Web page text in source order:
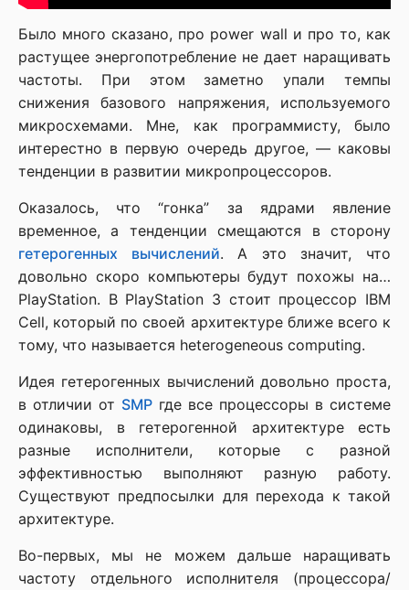
Было много сказано, про power wall и про то, как
растущее энергопотребление не дает наращивать
частоты. При этом заметно упали темпы
снижения базового напряжения, используемого
микросхемами. Мне, как программисту, было
интерестно в первую очередь другое, — каковы
тенденции в развитии микропроцессоров.
Оказалось, что “гонка” за ядрами явление
временное, а тенденции смещаются в сторону
гетерогенных вычислений. А это значит, что
довольно скоро компьютеры будут похожы на…
PlayStation. В PlayStation 3 стоит процессор IBM
Cell, который по своей архитектуре ближе всего к
тому, что называется heterogeneous computing.
Идея гетерогенных вычислений довольно проста,
в отличии от SMP где все процессоры в системе
одинаковы, в гетерогенной архитектуре есть
разные исполнители, которые с разной
эффективностью выполняют разную работу.
Существуют предпосылки для перехода к такой
архитектуре.
Во-первых, мы не можем дальше наращивать
частоту отдельного исполнителя (процессора/